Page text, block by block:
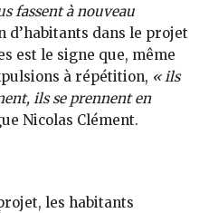
fassent à nouveau
d’habitants dans le projet
est le signe que, même
à répétition, « ils
ils se prennent en
Nicolas Clément.
les habitants